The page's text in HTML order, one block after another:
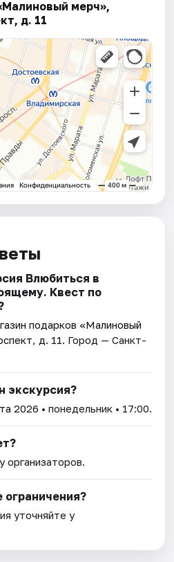
мерч»,
д. 11
Влюбиться в
Квест по
подарков «Малиновый
д. 11. Город — Санкт-
экскурсия?
2026 • понедельник • 17:00.
организаторов.
ограничения?
уточняйте у